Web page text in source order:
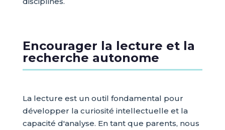
Encourager la lecture et la
recherche autonome
La lecture est un outil fondamental pour
développer la curiosité intellectuelle et la
capacité d'analyse. En tant que parents, nous